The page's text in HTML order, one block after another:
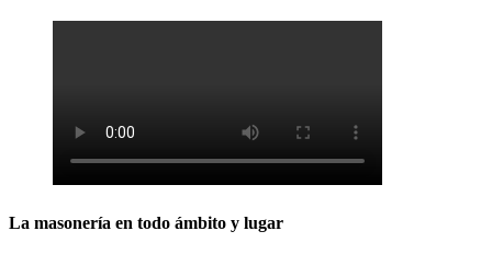
La masonería en todo ámbito y lugar